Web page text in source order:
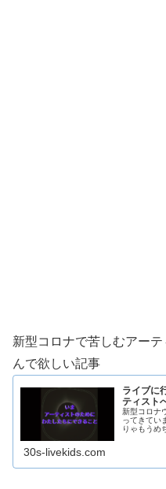
新型コロナで苦しむアー
んで欲しい記事
ライブに
ティスト
新型コロナ
ってきてい
りゃもうめ
30s-livekids.com